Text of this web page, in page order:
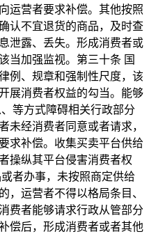
运营者要求补偿。其他按照
认不宜退货的商品，及时查
泄露、丢失。形成消费者或
当加强监视。第三十条 国
例、规章和强制性尺度，该
展消费者权益的勾当。能够
等方式障碍相关行政部分
未经消费者同意或者请求，
求补偿。收集买卖平台供给
操纵其平台侵害消费者权
者办事，未按照商定供给
，运营者不得以格局条目、
费者能够请求行政从管部分
偿后，形成消费者或者其他